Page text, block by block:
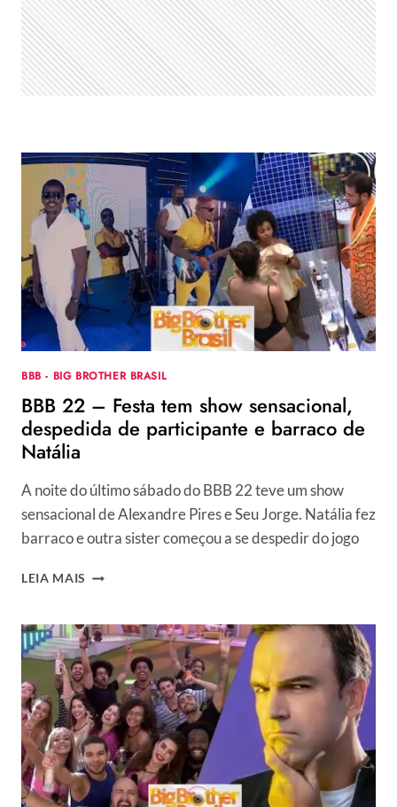
(03/04)
BBB - BIG BROTHER BRASIL
BBB 22 – Festa tem show sensacional,
despedida de participante e barraco de
Natália
A noite do último sábado do BBB 22 teve um show
sensacional de Alexandre Pires e Seu Jorge. Natália fez
barraco e outra sister começou a se despedir do jogo
LEIA MAIS BBB
FESTA
TEM
SHOW
SENSACIONAL,
DESPEDIDA
DE
PARTICIPANTE
E
BARRACO
DE